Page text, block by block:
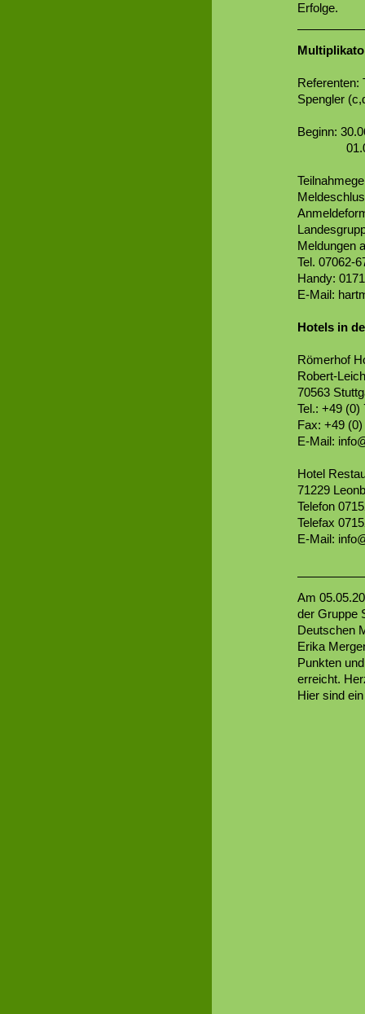
Erfolge.
Referenten:
Spengler
Beginn:
Meldungen
Tel. 07062-
Handy:
E-Mail:
Hotels in
Römerhof
Robert-
70563
Tel.: +49 (0)
Fax: +49
E-Mail:
Hotel
71229
Telefon
Telefax
E-Mail:
Am
der Gruppe
Deutschen
Erika
Punkten
erreicht.
Hier sind